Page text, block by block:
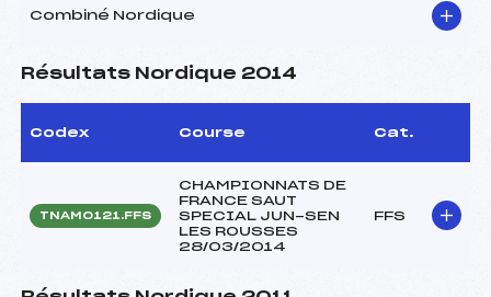
Combiné Nordique
Résultats Nordique 2014
Codex Course Cat.
TNAM0121.FFS
CHAMPIONNATS DE
FRANCE SAUT
SPECIAL JUN-SEN
LES ROUSSES
28/03/2014
FFS